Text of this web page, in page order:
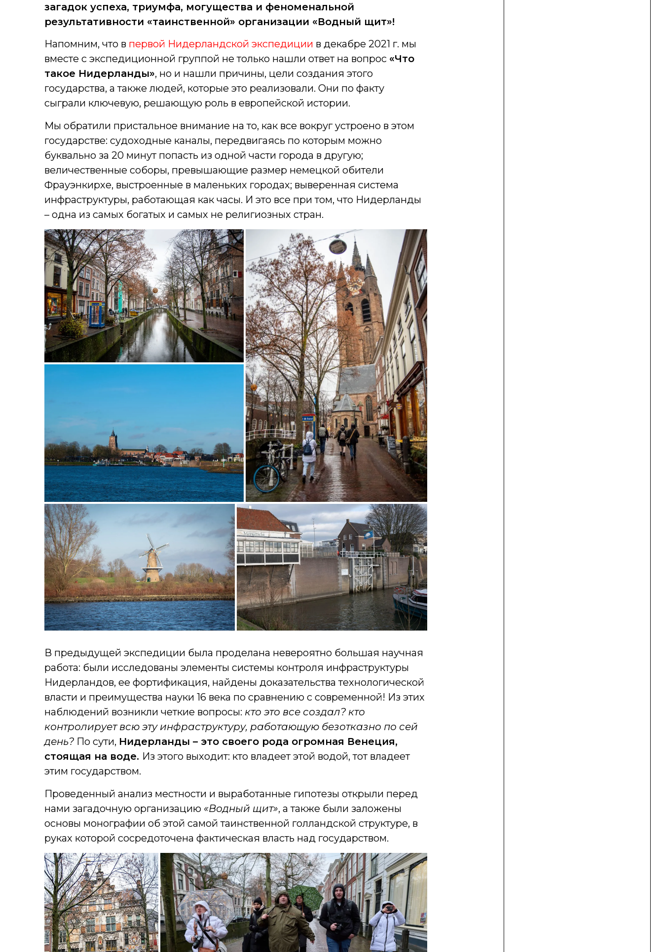
загадок успеха, триумфа, могущества и феноменальной
результативности «таинственной» организации «Водный щит»!
Напомним, что в первой Нидерландской экспедиции в декабре 2021 г. мы
вместе с экспедиционной группой не только нашли ответ на вопрос «Что
такое Нидерланды», но и нашли причины, цели создания этого
государства, а также людей, которые это реализовали. Они по факту
сыграли ключевую, решающую роль в европейской истории.
Мы обратили пристальное внимание на то, как все вокруг устроено в этом
государстве: судоходные каналы, передвигаясь по которым можно
буквально за 20 минут попасть из одной части города в другую;
величественные соборы, превышающие размер немецкой обители
Фрауэнкирхе, выстроенные в маленьких городах; выверенная система
инфраструктуры, работающая как часы. И это все при том, что Нидерланды
– одна из самых богатых и самых не религиозных стран.
В предыдущей экспедиции была проделана невероятно большая научная
работа: были исследованы элементы системы контроля инфраструктуры
Нидерландов, ее фортификация, найдены доказательства технологической
власти и преимущества науки 16 века по сравнению с современной! Из этих
наблюдений возникли четкие вопросы: кто это все создал? кто
контролирует всю эту инфраструктуру, работающую безотказно по сей
день?По сути, Нидерланды – это своего рода огромная Венеция,
стоящая на воде. Из этого выходит: кто владеет этой водой, тот владеет
этим государством.
Проведенный анализ местности и выработанные гипотезы открыли перед
нами загадочную организацию «Водный щит», а также были заложены
основы монографии об этой самой таинственной голландской структуре, в
руках которой сосредоточена фактическая власть над государством.